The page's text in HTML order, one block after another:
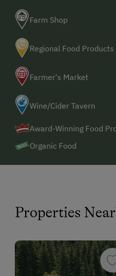
Farm Shop
Regional Food Products
Farmer's Market
Wine/Cider Tavern
Award-Winning Food
Organic Food
Properties